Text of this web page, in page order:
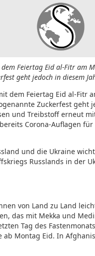
Feiertag Eid al-Fitr am
geht jedoch in diesem
dem Feiertag Eid al-Fitr
Zuckerfest geht
und Treibstoff erneut
Corona-Auflagen
und die Ukraine
Russlands in der
von Land zu Land
das mit Mekka und
Tag des
Montag Eid. In